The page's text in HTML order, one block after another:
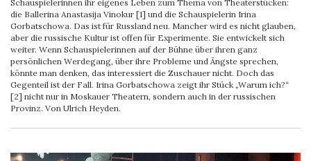
Schauspielerinnen ihr eigenes Leben zum Thema von Theaterstücken:
die Ballerina Anastasija Vinokur [1] und die Schauspielerin Irina
Gorbatschowa. Das ist für Russland neu. Mancher wird es nicht glauben,
aber die russische Kultur ist offen für Experimente. Sie entwickelt sich
weiter. Wenn Schauspielerinnen auf der Bühne über ihren ganz
persönlichen Werdegang, über ihre Probleme und Ängste sprechen,
könnte man denken, das interessiert die Zuschauer nicht. Doch das
Gegenteil ist der Fall. Irina Gorbatschowa zeigt ihr Stück „Warum ich?“
[2] nicht nur in Moskauer Theatern, sondern auch in der russischen
Provinz. Von Ulrich Heyden.